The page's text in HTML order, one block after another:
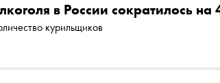
в России сократилось на
курильщиков